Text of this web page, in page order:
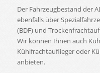
Der Fahrzeugbestand der
ebenfalls über
(BDF) und
Wir können Ihnen auch
Kühlfrachtauflieger oder
anbieten.